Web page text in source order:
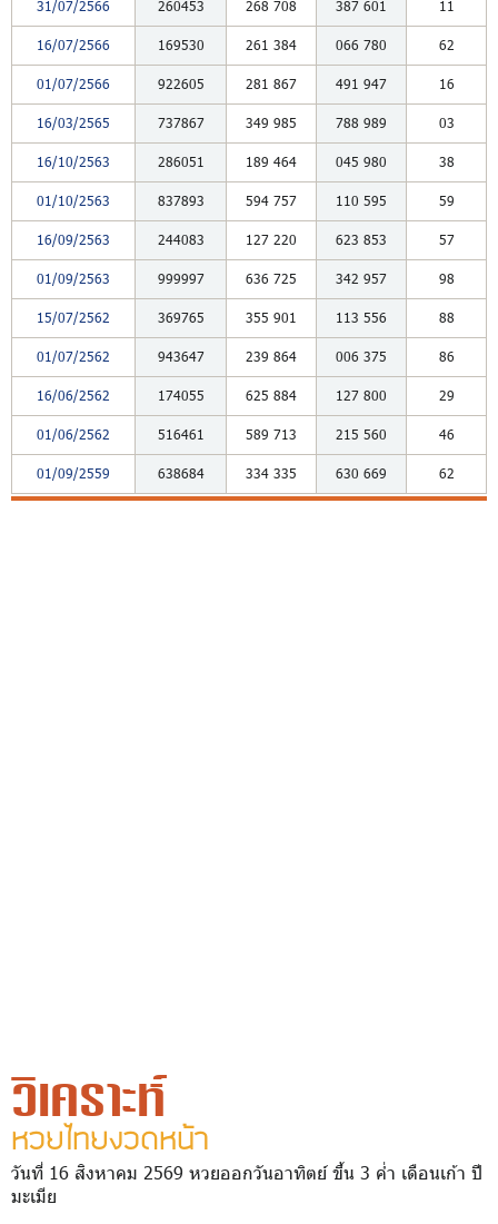
31/07/2566 260453 268 708 387 601 11
16/07/2566 169530 261 384 066 780 62
01/07/2566 922605 281 867 491 947 16
16/03/2565 737867 349 985 788 989 03
16/10/2563 286051 189 464 045 980 38
01/10/2563 837893 594 757 110 595 59
16/09/2563 244083 127 220 623 853 57
01/09/2563 999997 636 725 342 957 98
15/07/2562 369765 355 901 113 556 88
01/07/2562 943647 239 864 006 375 86
16/06/2562 174055 625 884 127 800 29
01/06/2562 516461 589 713 215 560 46
01/09/2559 638684 334 335 630 669 62
วิเคราะห์
หวยไทยงวดหน้า
วันที่ 16 สิงหาคม 2569 หวยออกวันอาทิตย์ ขึ้น 3 ค่ำ เดือนเก้า ปี
มะเมีย